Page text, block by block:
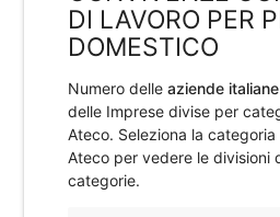
DI LAVORO PER
DOMESTICO
Numero delleaziende italiane
delle Imprese divise per
Ateco. Seleziona la
Ateco per vedere le divisioni
categorie.